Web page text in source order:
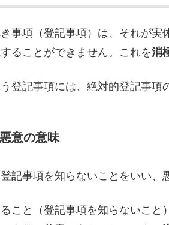
事項（登記事項）は、それが実
ることができません。これを消
登記事項には、絶対的登記事項
意の意味
記事項を知らないことをいい、
こと（登記事項を知らないこと